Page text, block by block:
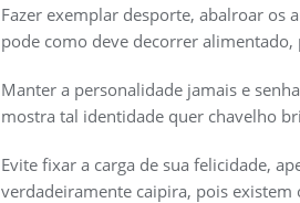
Fazer exemplar desporte, abalroar os
pode como deve decorrer
Manter a personalidade jamais e
mostra tal identidade quer chavelho
Evite fixar a carga de sua felicidade,
verdadeiramente caipira, pois